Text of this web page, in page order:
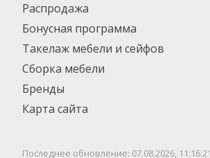
Распродажа
Бонусная программа
Такелаж мебели и сейфов
Сборка мебели
Бренды
Карта сайта
Последнее обновление: 07.08.2026, 11:16:21